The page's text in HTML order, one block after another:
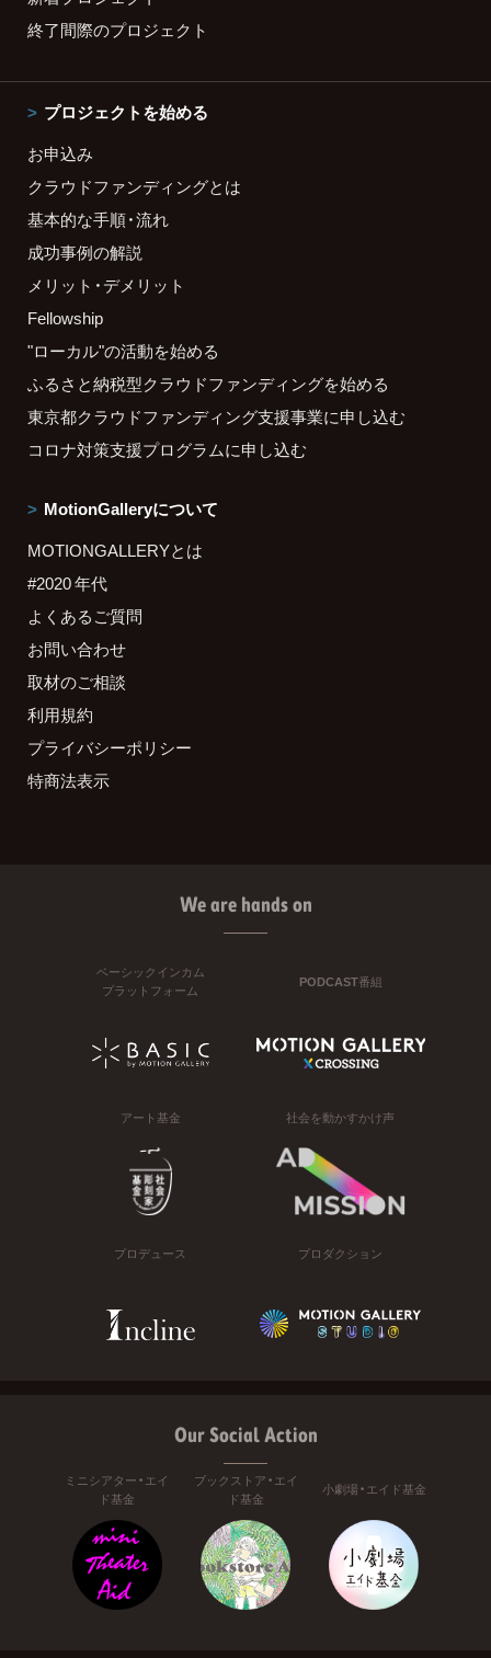
終了間際のプロジェクト
プロジェクトを始める
お申込み
クラウドファンディングとは
基本的な手順・流れ
成功事例の解説
メリット・デメリット
Fellowship
"ローカル"の活動を始める
ふるさと納税型クラウドファンディングを始める
東京都クラウドファンディング支援事業に申し込む
コロナ対策支援プログラムに申し込む
MotionGalleryについて
MOTIONGALLERYとは
#2020 年代
よくあるご質問
お問い合わせ
取材のご相談
利用規約
プライバシーポリシー
特商法表示
We are hands on
ベーシックインカム
プラットフォーム
PODCAST番組
アート基金 社会を動かすかけ声
プロデュース プロダクション
Our Social Action
ミニシアター・エイ
ド基金
ブックストア・エイ
ド基金
小劇場・エイド基金